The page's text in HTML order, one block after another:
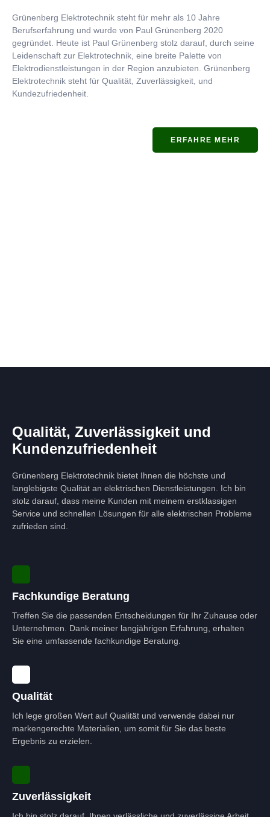
Grünenberg Elektrotechnik steht für mehr als 10 Jahre
Berufserfahrung und wurde von Paul Grünenberg 2020
gegründet. Heute ist Paul Grünenberg stolz darauf, durch seine
Leidenschaft zur Elektrotechnik, eine breite Palette von
Elektrodienstleistungen in der Region anzubieten. Grünenberg
Elektrotechnik steht für Qualität, Zuverlässigkeit, und
Kundezufriedenheit.
ERFAHRE MEHR
Qualität, Zuverlässigkeit und
Kundenzufriedenheit
Grünenberg Elektrotechnik bietet Ihnen die höchste und
langlebigste Qualität an elektrischen Dienstleistungen. Ich bin
stolz darauf, dass meine Kunden mit meinem erstklassigen
Service und schnellen Lösungen für alle elektrischen Probleme
zufrieden sind.
Fachkundige Beratung
Treffen Sie die passenden Entscheidungen für Ihr Zuhause oder
Unternehmen. Dank meiner langjährigen Erfahrung, erhalten
Sie eine umfassende fachkundige Beratung.
Qualität
Ich lege großen Wert auf Qualität und verwende dabei nur
markengerechte Materialien, um somit für Sie das beste
Ergebnis zu erzielen.
Zuverlässigkeit